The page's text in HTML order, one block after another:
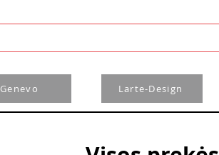
Genevo Larte-Design